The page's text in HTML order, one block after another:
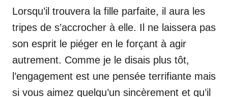
Lorsqu’il trouvera la fille parfaite, il aura les
tripes de s’accrocher à elle. Il ne laissera pas
son esprit le piéger en le forçant à agir
autrement. Comme je le disais plus tôt,
l’engagement est une pensée terrifiante mais
si vous aimez quelqu’un sincèrement et qu’il